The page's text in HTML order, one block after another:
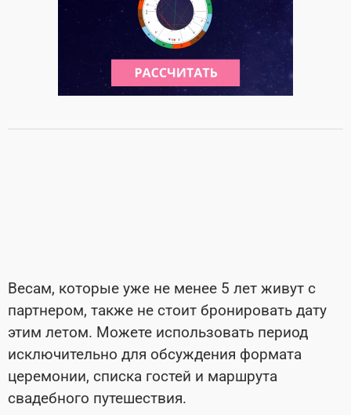
Весам, которые уже не менее 5 лет живут с
партнером, также не стоит бронировать дату
этим летом. Можете использовать период
исключительно для обсуждения формата
церемонии, списка гостей и маршрута
свадебного путешествия.